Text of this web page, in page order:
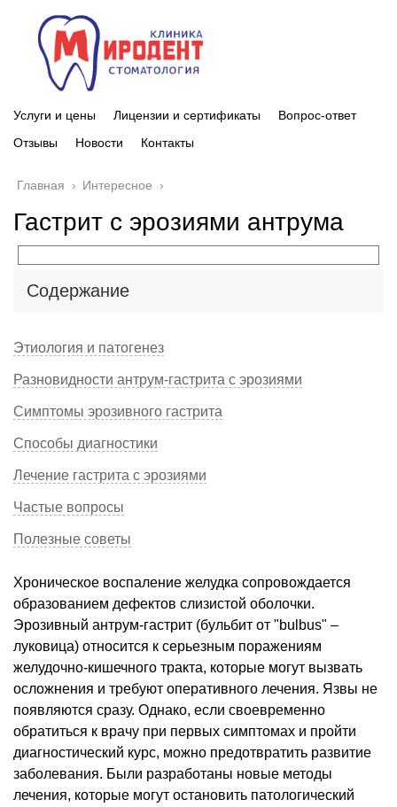
Услуги и цены Лицензии и сертификаты
Вопрос-ответ
Отзывы
Новости Контакты
Главная › Интересное ›
Гастрит с эрозиями антрума
Содержание
Этиология и патогенез
Разновидности антрум-гастрита с эрозиями
Симптомы эрозивного гастрита
Способы диагностики
Лечение гастрита с эрозиями
Частые вопросы
Полезные советы
Хроническое воспаление желудка сопровождается
образованием дефектов слизистой оболочки.
Эрозивный антрум-гастрит (бульбит от "bulbus" –
луковица) относится к серьезным поражениям
желудочно-кишечного тракта, которые могут вызвать
осложнения и требуют оперативного лечения. Язвы не
появляются сразу. Однако, если своевременно
обратиться к врачу при первых симптомах и пройти
диагностический курс, можно предотвратить развитие
заболевания. Были разработаны новые методы
лечения, которые могут остановить патологический